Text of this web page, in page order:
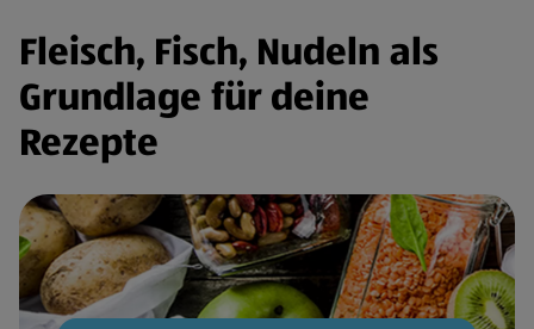
Fleisch, Fisch, Nudeln als
Grundlage für deine
Rezepte